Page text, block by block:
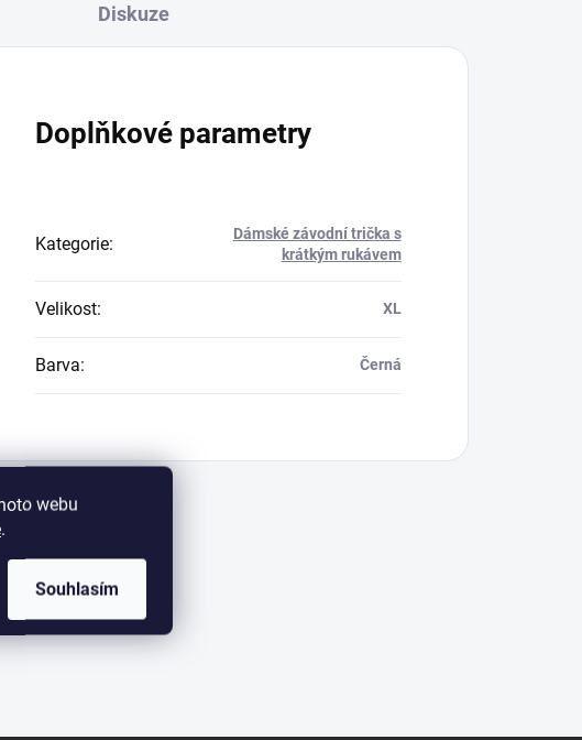
webu
.
Souhlasím
Diskuze
Doplňkové parametry
Kategorie:
Dámské závodní trička s
krátkým rukávem
Velikost: XL
Barva: Černá